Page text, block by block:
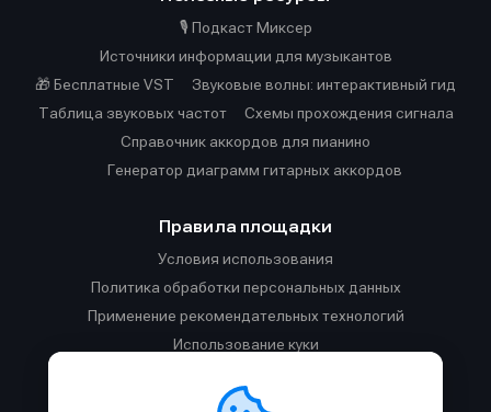
🎙️ Подкаст Миксер
Источники информации для музыкантов
🎁 Бесплатные VST
Звуковые волны: интерактивный гид
Таблица звуковых частот
Cхемы прохождения сигнала
Справочник аккордов для пианино
Генератор диаграмм гитарных аккордов
Правила площадки
Условия использования
Политика обработки персональных данных
Применение рекомендательных технологий
Использование куки
Правила общения в Телеграм-чате